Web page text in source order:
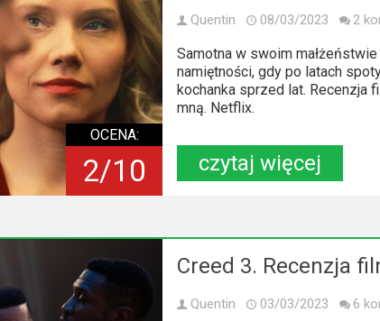
OCENA:
2/10
Quentin 08/03/2023 2
Samotna w swoim
namiętności, gdy po latach
kochanka sprzed lat. Recenzja
mną. Netflix.
czytaj więcej
Creed 3. Recenzja
Quentin 03/03/2023 6